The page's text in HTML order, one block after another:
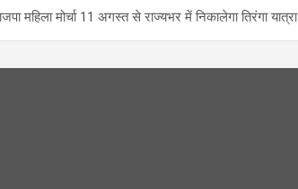
महिला मोर्चा 11 अगस्त से राज्यभर में निकालेगा तिरंगा यात्रा